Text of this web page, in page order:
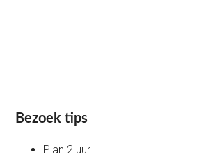
Bezoek tips
Plan 2 uur